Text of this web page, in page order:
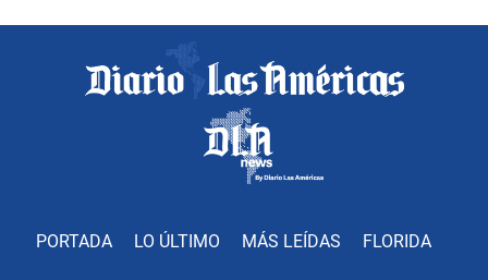
PORTADA LO ÚLTIMO MÁS LEÍDAS FLORIDA